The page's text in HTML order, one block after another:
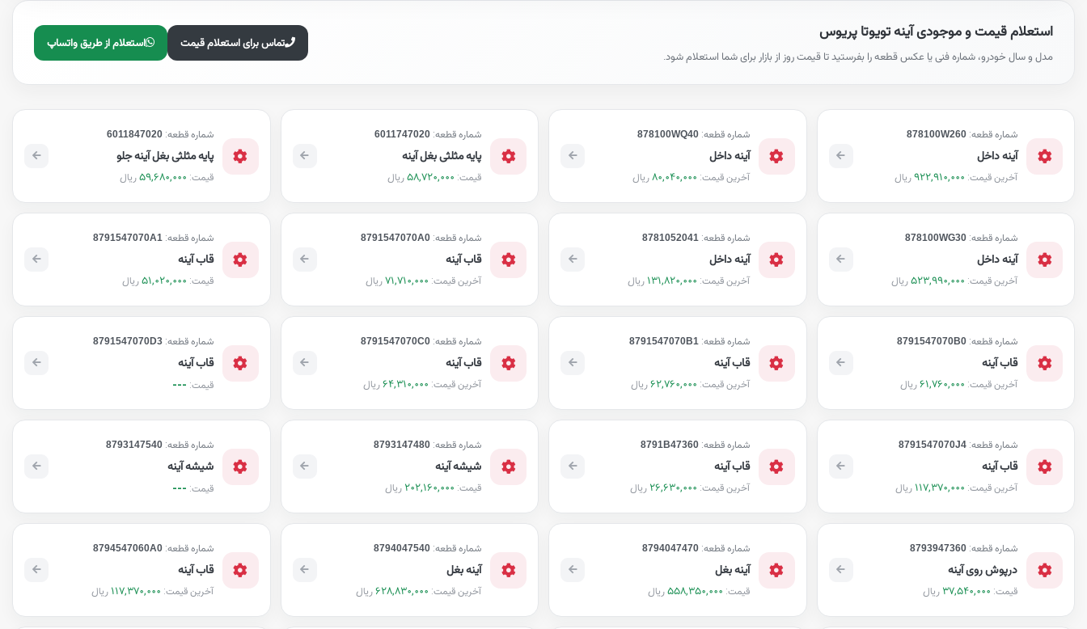
استعلام قیمت و موجودی آینه تویوتا پریوس
مدل و سال خودرو، شماره فنی یا عکس قطعه را بفرستید تا قیمت روز از بازار برای شما استعلام شود.
تماس برای استعلام قیمت استعلام از طریق واتساپ
شماره قطعه: 878100W260
آینه داخل
آخرین قیمت: 922,910,000ریال
شماره قطعه:878100WQ40
آینه داخل
آخرین قیمت: 80,040,000ریال
شماره قطعه: 6011747020
پایه مثلثی بغل آینه
قیمت: 58,720,000ریال
شماره قطعه:6011847020
پایه مثلثی بغل آینه جلو
قیمت: 59,680,000ریال
شماره قطعه: 878100WG30
آینه داخل
آخرین قیمت: 523,990,000ریال
شماره قطعه: 8781052041
آینه داخل
آخرین قیمت: 131,820,000 ریال
شماره قطعه: 8791547070A0
قاب آینه
آخرین قیمت: 71,710,000ریال
شماره قطعه: 8791547070A1
قاب آینه
قیمت: 51,020,000ریال
شماره قطعه: 8791547070B0
قاب آینه
آخرین قیمت: 61,760,000ریال
شماره قطعه: 8791547070B1
قاب آینه
آخرین قیمت: 62,760,000ریال
شماره قطعه: 8791547070C0
قاب آینه
آخرین قیمت: 64,310,000ریال
شماره قطعه:8791547070D3
قاب آینه
قیمت: ---
شماره قطعه: 8791547070J4
قاب آینه
آخرین قیمت: 117,370,000 ریال
شماره قطعه:8791B47360
قاب آینه
آخرین قیمت: 26,630,000 ریال
شماره قطعه: 8793147480
شیشه آینه
قیمت: 202,160,000 ریال
شماره قطعه:8793147540
شیشه آینه
قیمت: ---
شماره قطعه: 8793947360
درپوش روی آینه
قیمت: 37,540,000 ریال
شماره قطعه:8794047470
آینه بغل
قیمت: 558,350,000ریال
شماره قطعه: 8794047540
آینه بغل
آخرین قیمت: 628,830,000ریال
شماره قطعه:8794547060A0
قاب آینه
آخرین قیمت: 117,370,000 ریال